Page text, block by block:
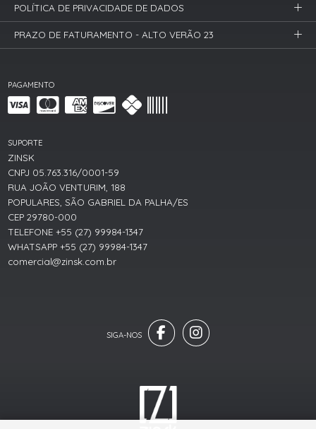
PAGAMENTO
SUPORTE
ZINSK
CNPJ 05.763.316/0001-59
RUA JOÃO VENTURIM, 188
POPULARES, SÃO GABRIEL DA PALHA/ES
CEP 29780-000
TELEFONE +55 (27) 99984-1347
WHATSAPP +55 (27) 99984-1347
comercial@zinsk.com.br
POLÍTICA DE PRIVACIDADE DE DADOS
PRAZO DE FATURAMENTO - ALTO VERÃO 23